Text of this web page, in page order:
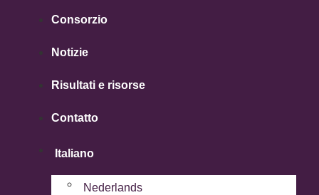
Consorzio
Notizie
Risultati e risorse
Contatto
Italiano
Nederlands